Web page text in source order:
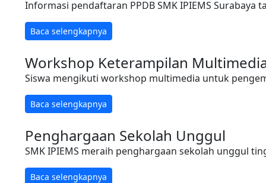
Informasi pendaftaran PPDB SMK IPIEMS Surabaya
Baca selengkapnya
Workshop Keterampilan
Siswa mengikuti workshop multimedia untuk
Baca selengkapnya
Penghargaan Sekolah Unggul
SMK IPIEMS meraih penghargaan sekolah unggul
Baca selengkapnya